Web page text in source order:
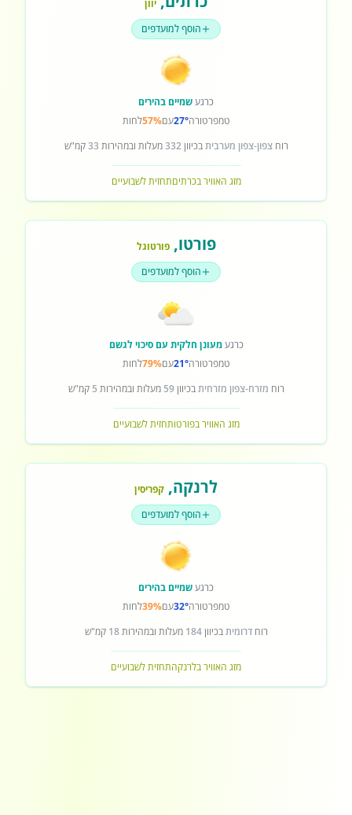
יוון
הוסף למועדפים
כרגעשמיים בהירים
טמפרטורה27°עם57%לחות
רוחצפון-צפון מערביתבכיוון332מעלות ובמהירות 33קמ"ש
מזג האוויר בכרתיםתחזית לשבועיים
פורטו,פורטוגל
הוסף למועדפים
כרגעמעונן חלקית עם סיכוי לגשם
טמפרטורה21°עם79%לחות
רוח מזרח-צפון מזרחיתבכיוון59 מעלות ובמהירות 5 קמ"ש
מזג האוויר בפורטותחזית לשבועיים
לרנקה, קפריסין
הוסף למועדפים
כרגעשמיים בהירים
טמפרטורה32°עם39%לחות
רוחדרומיתבכיוון184 מעלות ובמהירות18 קמ"ש
מזג האוויר בלרנקהתחזית לשבועיים